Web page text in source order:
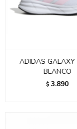
ADIDAS
BLANCO
$ 3.890